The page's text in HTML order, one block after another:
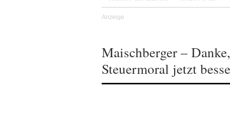
Maischberger –
Steuermoral jetzt